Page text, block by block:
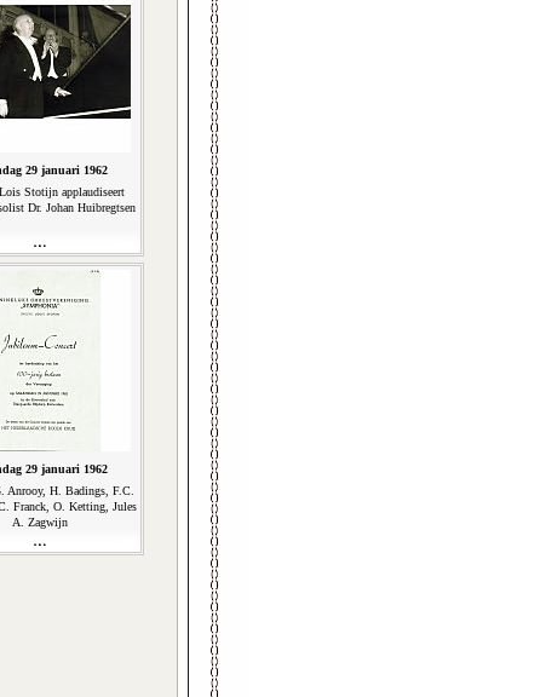
29 januari 1962
Stotijn applaudiseert
Dr. Johan Huibregtsen
29 januari 1962
Anrooy, H. Badings, F.C.
Franck, O. Ketting, Jules
A. Zagwijn